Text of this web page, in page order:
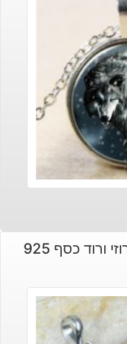
ורוד כסף 925